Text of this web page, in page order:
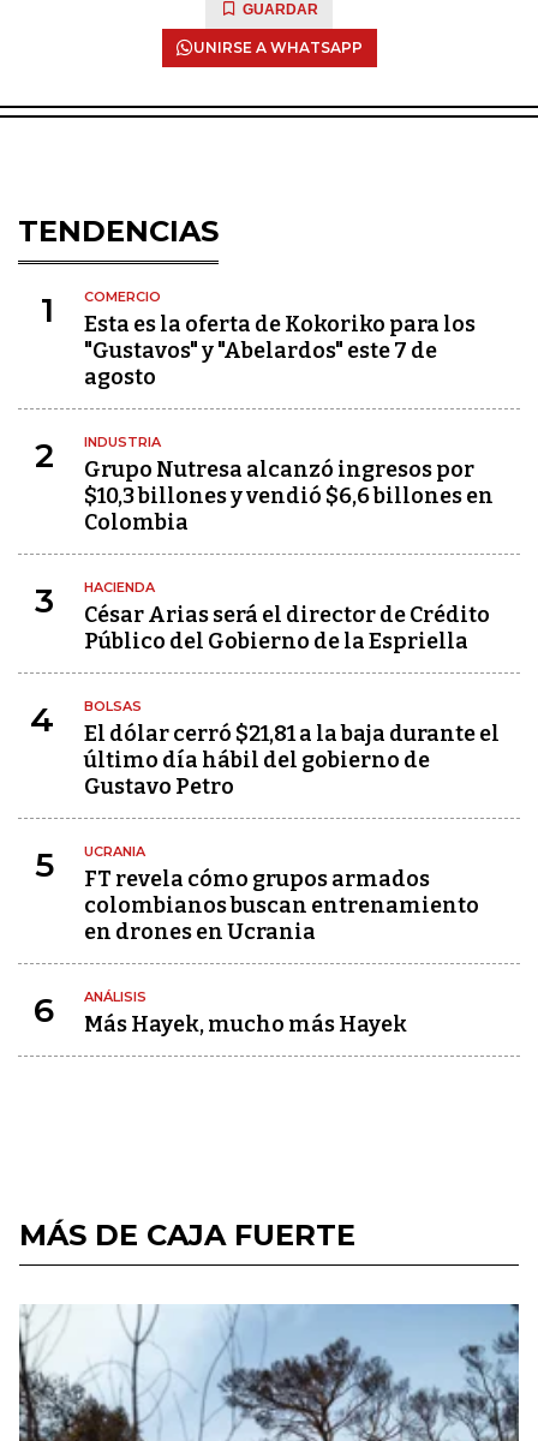
GUARDAR
UNIRSE A WHATSAPP
TENDENCIAS
1 COMERCIO
Esta es la oferta de Kokoriko para los
"Gustavos" y "Abelardos" este 7 de
agosto
2 INDUSTRIA
Grupo Nutresa alcanzó ingresos por
$10,3 billones y vendió $6,6 billones en
Colombia
3 HACIENDA
César Arias será el director de Crédito
Público del Gobierno de la Espriella
4 BOLSAS
El dólar cerró $21,81 a la baja durante el
último día hábil del gobierno de
Gustavo Petro
5 UCRANIA
FT revela cómo grupos armados
colombianos buscan entrenamiento
en drones en Ucrania
6 ANÁLISIS
Más Hayek, mucho más Hayek
MÁS DE CAJA FUERTE